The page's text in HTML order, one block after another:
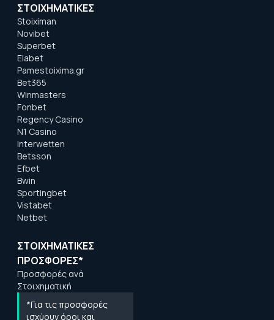
ΣΤΟΙΧΗΜΑΤΙΚΕΣ
Stoiximan
Novibet
Superbet
Elabet
Pamestoixima.gr
Bet365
Winmasters
Fonbet
Regency Casino
N1 Casino
Interwetten
Betsson
Efbet
Bwin
Sportingbet
Vistabet
Netbet
ΣΤΟΙΧΗΜΑΤΙΚΕΣ
ΠΡΟΣΦΟΡΕΣ*
Προσφορές ανά
Στοιχηματική
*Για τις προσφορές
ισχύουν όροι και